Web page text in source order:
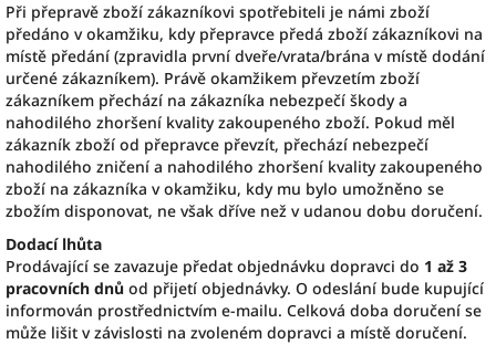
Při přepravě zboží zákazníkovi spotřebiteli je námi zboží
předáno v okamžiku, kdy přepravce předá zboží zákazníkovi na
místě předání (zpravidla první dveře/vrata/brána v místě dodání
určené zákazníkem). Právě okamžikem převzetím zboží
zákazníkem přechází na zákazníka nebezpečí škody a
nahodilého zhoršení kvality zakoupeného zboží. Pokud měl
zákazník zboží od přepravce převzít, přechází nebezpečí
nahodilého zničení a nahodilého zhoršení kvality zakoupeného
zboží na zákazníka v okamžiku, kdy mu bylo umožněno se
zbožím disponovat, ne však dříve než v udanou dobu doručení.
Dodací lhůta
Prodávající se zavazuje předat objednávku dopravci do 1 až 3
pracovních dnů od přijetí objednávky. O odeslání bude kupující
informován prostřednictvím e-mailu. Celková doba doručení se
může lišit v závislosti na zvoleném dopravci a místě doručení.